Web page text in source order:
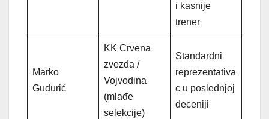
i kasnije
trener
Marko
Gudurić
KK Crvena
zvezda /
Vojvodina
(mlađe
selekcije)
Standardni
reprezentativa
c u poslednjoj
deceniji